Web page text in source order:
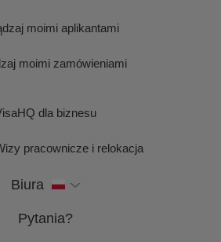
moimi aplikantami
moimi zamówieniami
dla biznesu
pracownicze i relokacja
Biura
Pytania?